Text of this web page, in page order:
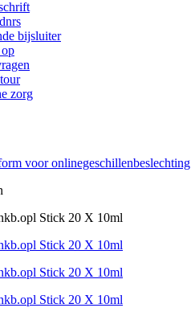
bijsluiter
zorg
voor onlinegeschillenbeslechting